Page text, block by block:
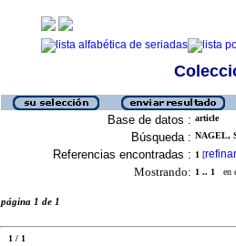
Base de datos : article
Búsqueda : NAGEL,
Referencias encontradas : 1 [refinar
Mostrando: 1 .. 1 en
página 1 de 1
1 / 1